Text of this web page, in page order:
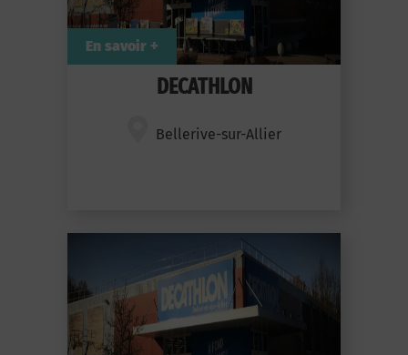
DECATHLON
Bellerive-sur-Allier
En savoir +